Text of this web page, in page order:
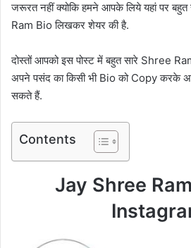
जरूरत नहीं क्योकि हमने आपके लिये यहां पर
Ram Bio लिखकर शेयर की है.
दोस्तों आपको इस पोस्ट में बहुत सारे Shree
अपने पसंद का किसी भी Bio को Copy करके
सकते हैं.
Contents
Jay Shree